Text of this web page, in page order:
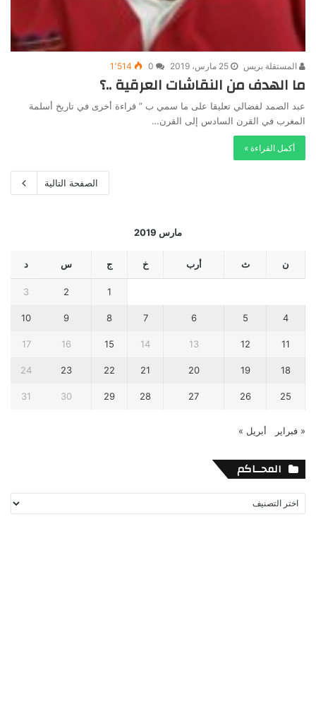
المستقلة بريس 25 مارس، 2019 0 1٬514
ما الهدف من النقاشات العرقية ..؟
عبد الصمد لفضالي تعليقا على ما سمي ب ” قراءة أخرى في تاريخ أسلمة
المغرب في القرن السادس إلى القرن…
أكمل القراءة »
الصفحة التالية
مارس 2019
ن ث أرب خ ج س د
1
2
3
4
5
6
7
8
9
10
11
12
13
14
15
16
17
18
19
20
21
22
23
24
25
26
27
28
29
30
31
« فبراير أبريل »
المحــاكم
المحــاكم